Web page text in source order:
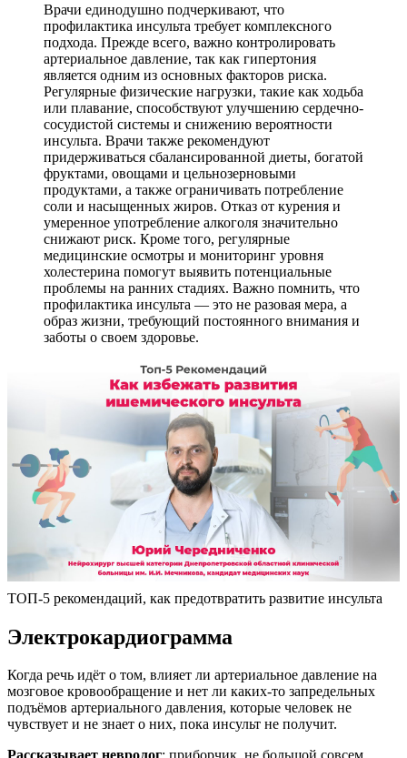
Врачи единодушно подчеркивают, что
профилактика инсульта требует комплексного
подхода. Прежде всего, важно контролировать
артериальное давление, так как гипертония
является одним из основных факторов риска.
Регулярные физические нагрузки, такие как ходьба
или плавание, способствуют улучшению сердечно-
сосудистой системы и снижению вероятности
инсульта. Врачи также рекомендуют
придерживаться сбалансированной диеты, богатой
фруктами, овощами и цельнозерновыми
продуктами, а также ограничивать потребление
соли и насыщенных жиров. Отказ от курения и
умеренное употребление алкоголя значительно
снижают риск. Кроме того, регулярные
медицинские осмотры и мониторинг уровня
холестерина помогут выявить потенциальные
проблемы на ранних стадиях. Важно помнить, что
профилактика инсульта — это не разовая мера, а
образ жизни, требующий постоянного внимания и
заботы о своем здоровье.
ТОП-5 рекомендаций, как предотвратить развитие инсульта
Электрокардиограмма
Когда речь идёт о том, влияет ли артериальное давление на
мозговое кровообращение и нет ли каких-то запредельных
подъёмов артериального давления, которые человек не
чувствует и не знает о них, пока инсульт не получит.